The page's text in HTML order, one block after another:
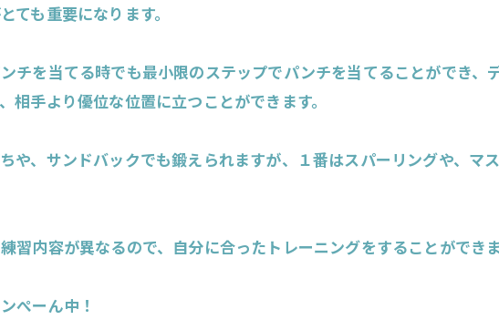
ても重要になります。
チを当てる時でも最小限のステップでパンチを当てることができ
相手より優位な位置に立つことができます。
や、サンドバックでも鍛えられますが、１番はスパーリングや、マ
習内容が異なるので、自分に合ったトレーニングをすることができ
ぺーん中！